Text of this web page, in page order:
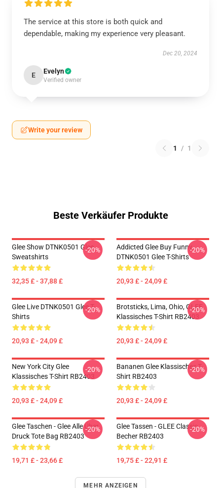
The service at this store is both quick and
dependable, making my experience very pleasant.
Dec 20, 2024
E Evelyn
Verified owner
Write your review
1 / 1
Beste Verkäufer Produkte
Glee Show DTNK0501 Glee
Sweatshirts
32,35 £ - 37,88 £
-20%
Addicted Glee Buy Funny
DTNK0501 Glee T-Shirts
20,93 £ - 24,09 £
-20%
Glee Live DTNK0501 Glee T-
Shirts
20,93 £ - 24,09 £
-20%
Brotsticks, Lima, Ohio, GLEE
Klassisches T-Shirt RB2403
20,93 £ - 24,09 £
-20%
New York City Glee
Klassisches T-Shirt RB2403
20,93 £ - 24,09 £
-20%
Bananen Glee Klassisches T-
Shirt RB2403
20,93 £ - 24,09 £
-20%
Glee Taschen - Glee Alle Über
Druck Tote Bag RB2403
19,71 £ - 23,66 £
-20%
Glee Tassen - GLEE Classic
Becher RB2403
19,75 £ - 22,91 £
-20%
MEHR ANZEIGEN